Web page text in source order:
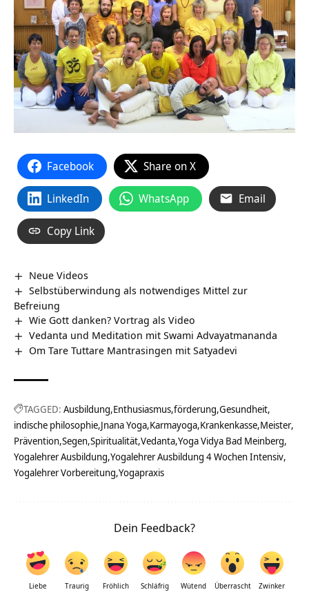
Facebook Share on X
LinkedIn WhatsApp Email
Copy Link
Neue Videos
Selbstüberwindung als notwendiges Mittel zur
Befreiung
Wie Gott danken? Vortrag als Video
Vedanta und Meditation mit Swami Advayatmananda
Om Tare Tuttare Mantrasingen mit Satyadevi
TAGGED: Ausbildung Enthusiasmus förderung Gesundheit
indische philosophie Jnana Yoga Karmayoga Krankenkasse Meister
Prävention Segen Spiritualität Vedanta Yoga Vidya Bad Meinberg
Yogalehrer Ausbildung Yogalehrer Ausbildung 4 Wochen Intensiv
Yogalehrer Vorbereitung Yogapraxis
Dein Feedback?
Liebe Traurig Fröhlich Schläfrig Wütend Überrascht Zwinker